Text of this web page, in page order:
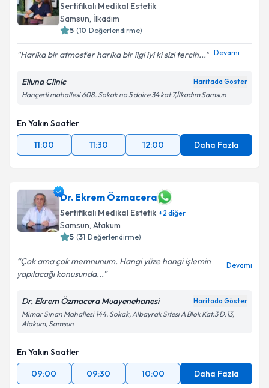
Sertifikalı Medikal Estetik
Samsun, İlkadım
5 (10 Değerlendirme)
Harika bir atmosfer harika bir ilgi iyi ki sizi tercih... Devamı
Elluna Clinic Haritada Göster
Hançerli mahallesi 608. Sokak no 5 daire 34 kat 7,İlkadım Samsun
En Yakın Saatler
11:00
11:30 12:00 Daha Fazla
Dr. Ekrem Özmacera
Sertifikalı Medikal Estetik +2 diğer
Samsun, Atakum
5 (31 Değerlendirme)
Çok ama çok memnunum. Hangi yüze hangi işlemin
yapılacağı konusunda...
Devamı
Dr. Ekrem Özmacera Muayenehanesi Haritada Göster
Mimar Sinan Mahallesi 144. Sokak, Albayrak Sitesi A Blok Kat:3 D:13,
Atakum, Samsun
En Yakın Saatler
09:00
09:30 10:00 Daha Fazla